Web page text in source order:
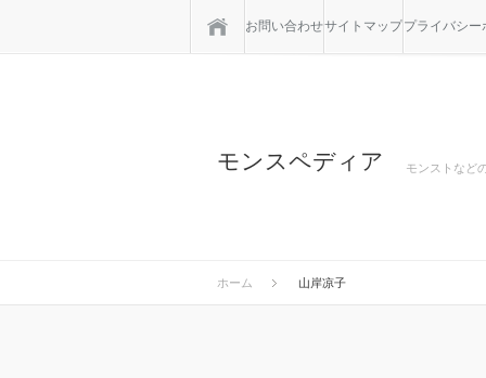
お問い合わせサイトマッププライバシー
モンスペディア モンストなど
ホーム 山岸凉子